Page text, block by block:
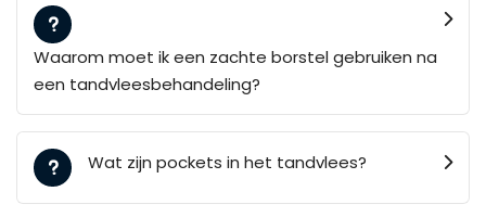
Waarom moet ik een zachte borstel gebruiken na
een tandvleesbehandeling?
Wat zijn pockets in het tandvlees?